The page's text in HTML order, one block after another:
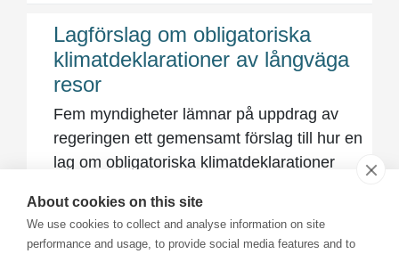
About cookies on this site
We use cookies to collect and analyse information on site
performance and usage, to provide social media features and to
Lagförslag om obligatoriska
klimatdeklarationer av långväga
resor
Fem myndigheter lämnar på uppdrag av
regeringen ett gemensamt förslag till hur en
lag om obligatoriska klimatdeklarationer